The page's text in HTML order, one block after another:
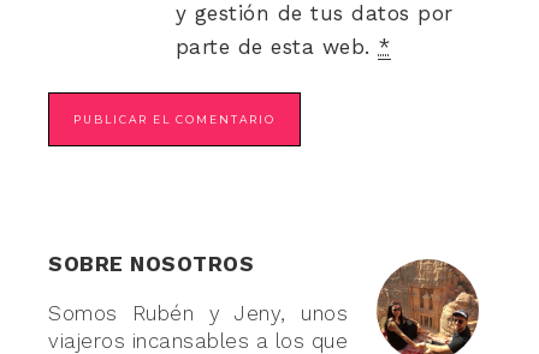
y gestión de tus datos por
parte de esta web. *
SOBRE NOSOTROS
Somos Rubén y Jeny, unos
viajeros incansables a los que